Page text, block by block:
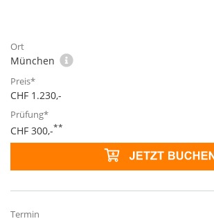
München
CHF 1.230,-
CHF 300,-**